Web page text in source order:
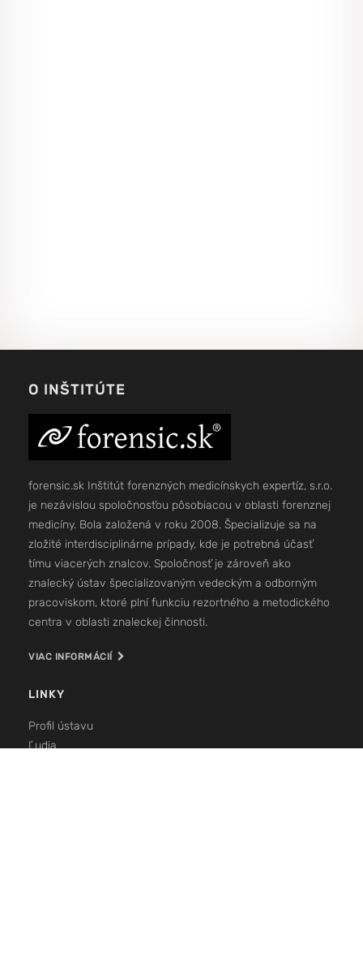
O INŠTITÚTE
forensic.sk Inštitút forenzných medicínskych expertíz, s.r.o.
je nezávislou spoločnosťou pôsobiacou v oblasti forenznej
medicíny. Bola založená v roku 2008. Špecializuje sa na
zložité interdisciplinárne prípady, kde je potrebná účasť
tímu viacerých znalcov. Spoločnosť je zároveň ako
znalecký ústav špecializovaným vedeckým a odborným
pracoviskom, ktoré plní funkciu rezortného a metodického
centra v oblasti znaleckej činnosti.
VIAC INFORMÁCIÍ
LINKY
Profil ústavu
Ľudia